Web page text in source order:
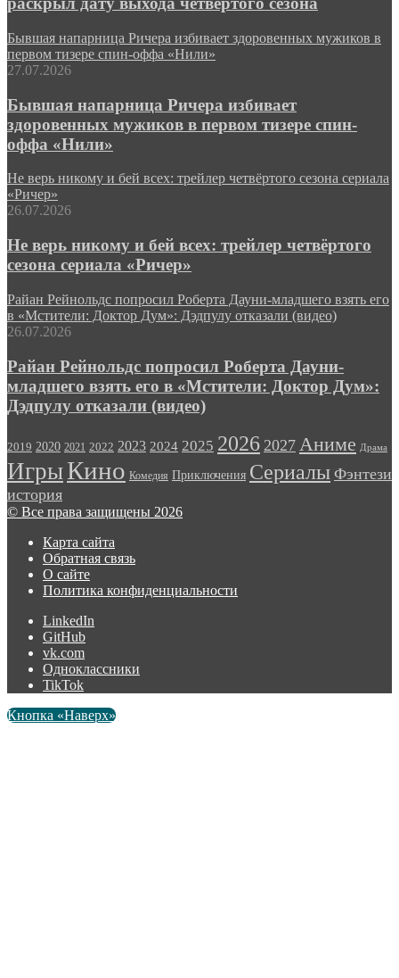
Бывшая напарница Ричера избивает здоровенных мужиков в
первом тизере спин-оффа «Нили»
27.07.2026
Бывшая напарница Ричера избивает
здоровенных мужиков в первом тизере спин-
оффа «Нили»
Не верь никому и бей всех: трейлер четвёртого сезона сериала
«Ричер»
26.07.2026
Не верь никому и бей всех: трейлер четвёртого
сезона сериала «Ричер»
Райан Рейнольдс попросил Роберта Дауни-младшего взять его
в «Мстители: Доктор Дум»: Дэдпулу отказали (видео)
26.07.2026
Райан Рейнольдс попросил Роберта Дауни-
младшего взять его в «Мстители: Доктор Дум»:
Дэдпулу отказали (видео)
2019 2020 2021 2022 2023 2024 2025 2026 2027 Аниме Драма
ИгрыКино Комедия Приключения Сериалы Фэнтези
история
© Все права защищены 2026
Карта сайта
Обратная связь
О сайте
Политика конфиденциальности
LinkedIn
GitHub
vk.com
Одноклассники
TikTok
Кнопка «Наверх»